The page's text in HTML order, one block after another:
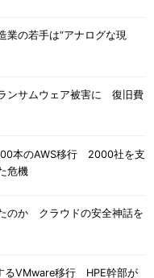
業の若手は“アナログな現
ンサムウェア被害に 復旧費
本のAWS移行 2000社を支
危機
のか クラウドの安全神話を
るVMware移行 HPE幹部が